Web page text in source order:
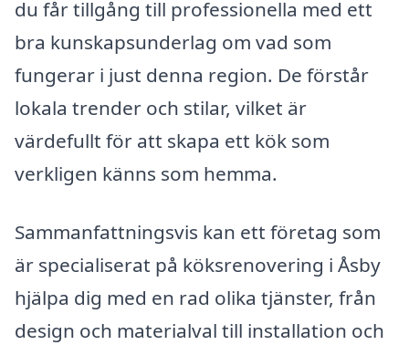
du får tillgång till professionella med ett
bra kunskapsunderlag om vad som
fungerar i just denna region. De förstår
lokala trender och stilar, vilket är
värdefullt för att skapa ett kök som
verkligen känns som hemma.
Sammanfattningsvis kan ett företag som
är specialiserat på köksrenovering i Åsby
hjälpa dig med en rad olika tjänster, från
design och materialval till installation och